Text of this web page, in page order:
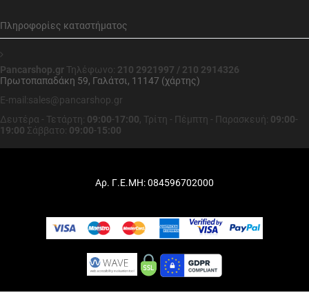
Πληροφορίες καταστήματος
Pancarshop.gr Τηλέφωνο: 210 2921997 / 210 2914326
Πρωτοπαπαδάκη 59, Γαλάτσι, 11147 (χάρτης)
E-mail:sales@pancarshop.gr
Δευτέρα - Τετάρτη: 09:00-17:00, Τρίτη - Πέμπτη - Παρασκευή: 09:00-
19:00 Σάββατο: 09:00-15:00
Αρ. Γ.Ε.ΜΗ: 084596702000